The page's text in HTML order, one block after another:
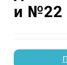
и №22